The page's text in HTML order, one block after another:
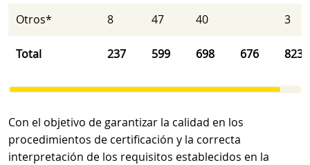
Otros* 8 47 40 3
Total 237 599 698 676 823
Con el objetivo de garantizar la calidad en los
procedimientos de certificación y la correcta
interpretación de los requisitos establecidos en la